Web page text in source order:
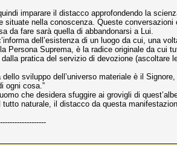
imparare il distacco approfondendo la
situate nella conoscenza. Queste
da fare sarà quella di abbandonarsi a Lui.
dell’esistenza di un luogo da cui, una
Persona Suprema, è la radice originale da cui
pratica del servizio di devozione (ascoltare
dello sviluppo dell’universo materiale è il
ogni cosa.”
che desidera sfuggire ai grovigli di
tutto naturale, il distacco da questa